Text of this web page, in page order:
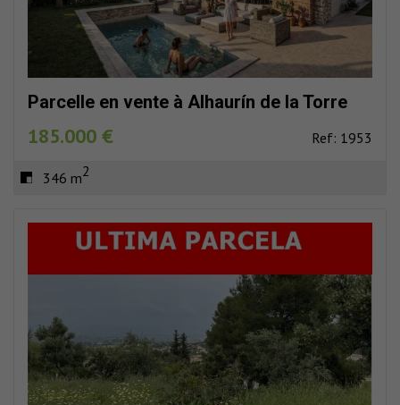
Parcelle en vente à Alhaurín de la Torre
185.000 € Ref: 1953
346 m2